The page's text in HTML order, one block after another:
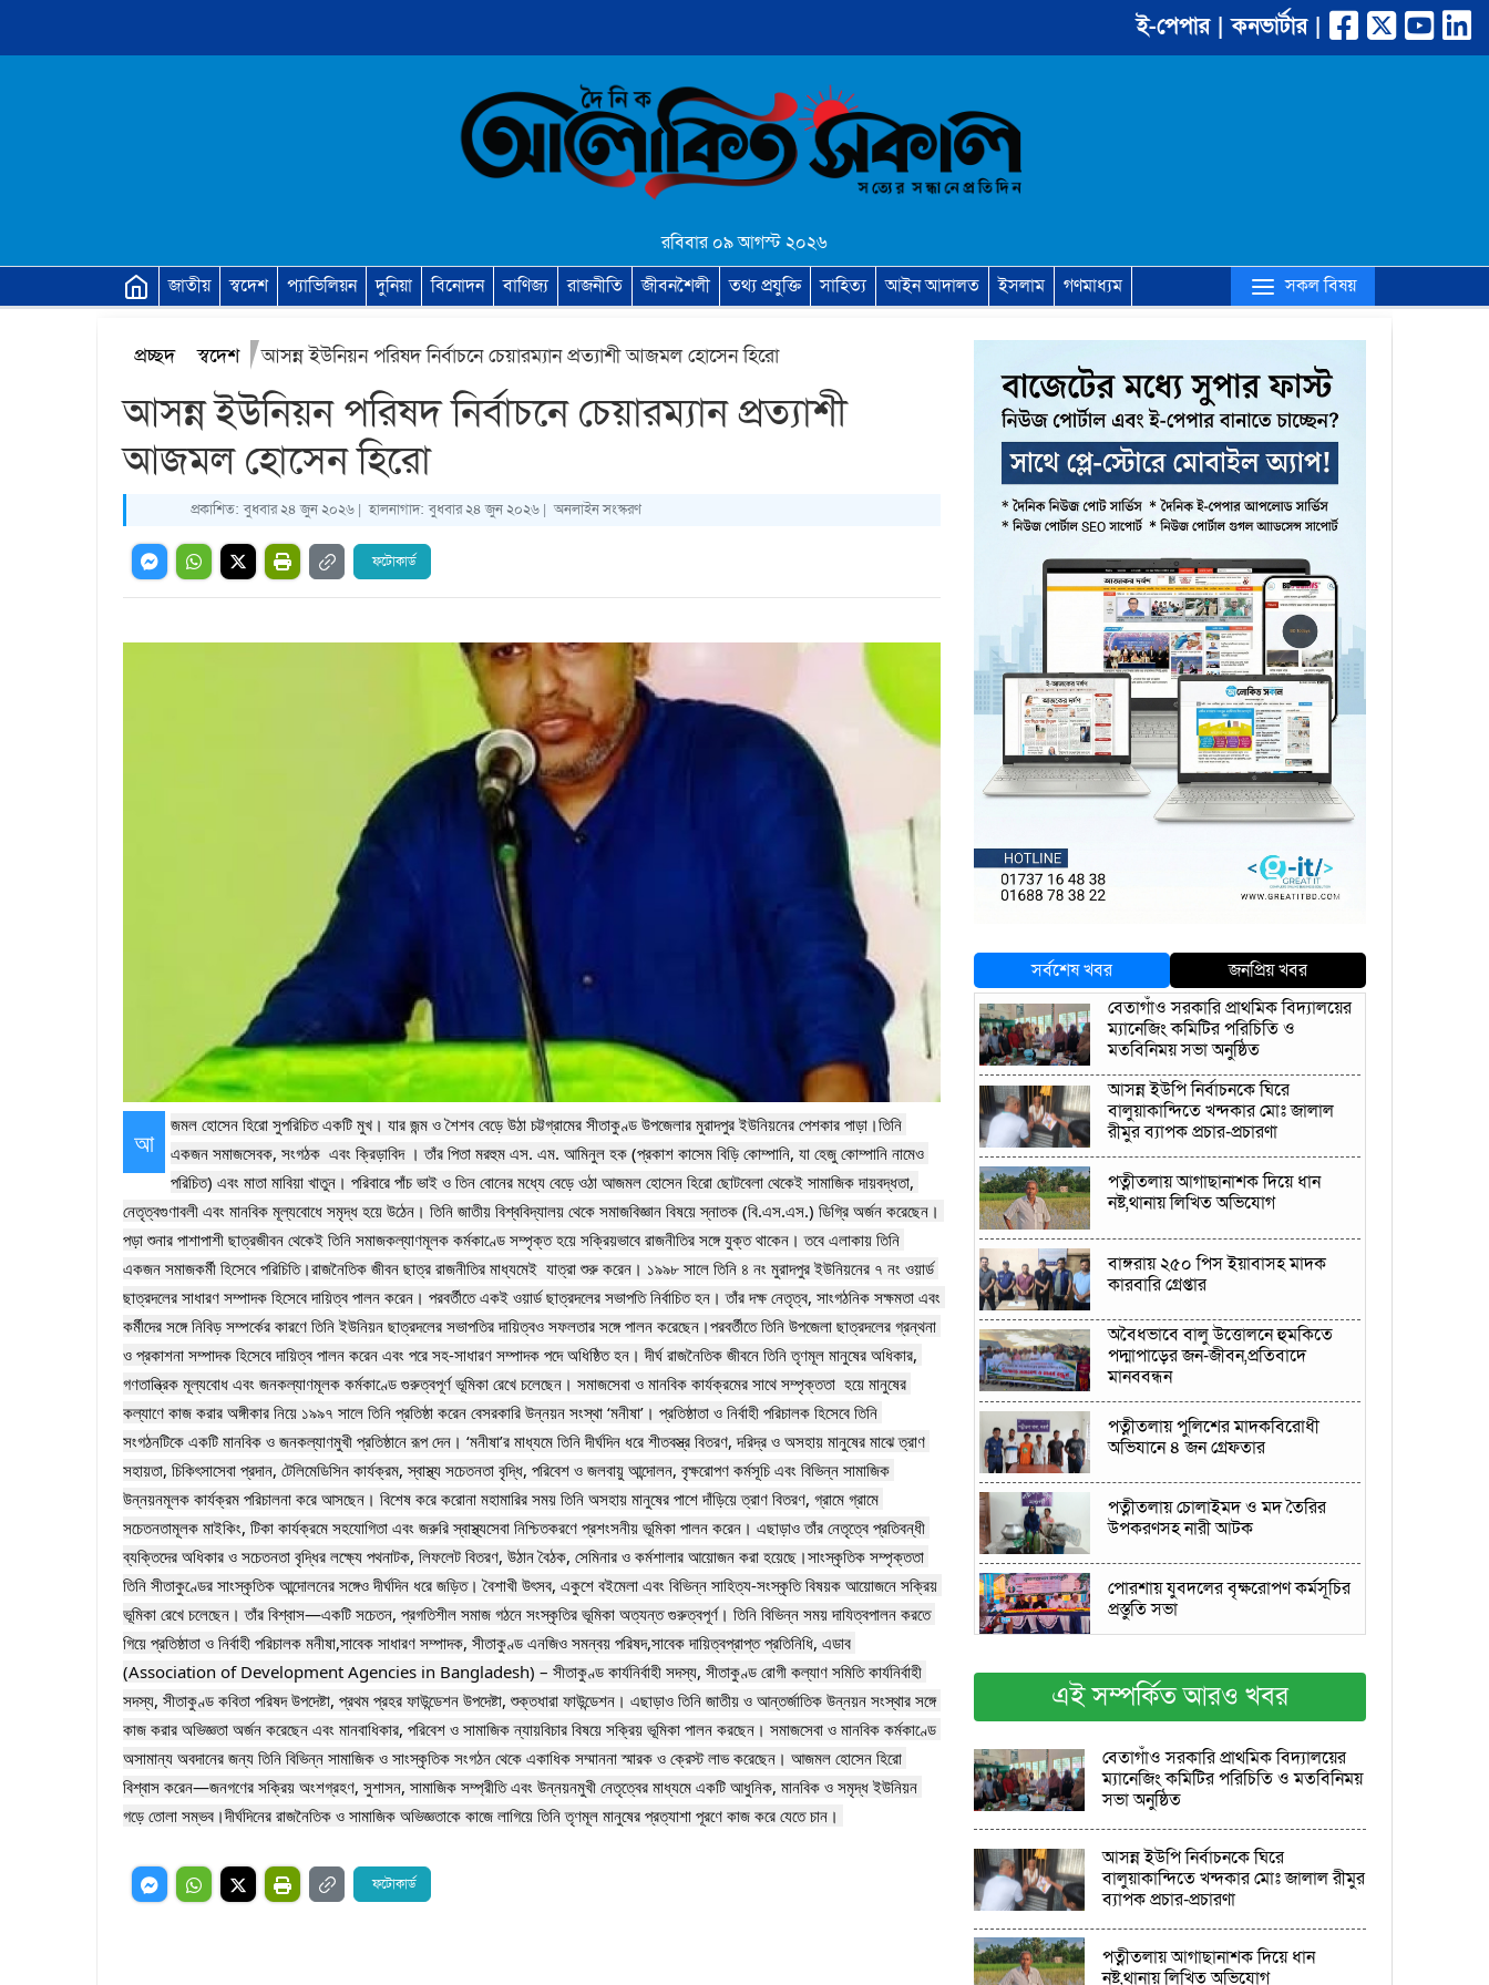
ই-পেপার |
(current) কনভার্টার |
রবিবার ০৯ আগস্ট ২০২৬
জাতীয়
স্বদেশ প্যাভিলিয়ন দুনিয়া বিনোদন বাণিজ্য রাজনীতি জীবনশৈলী তথ্য প্রযুক্তি সাহিত্য আইন আদালত ইসলাম গণমাধ্যম সকল বিষয়
প্রচ্ছদ স্বদেশ আসন্ন ইউনিয়ন পরিষদ নির্বাচনে চেয়ারম্যান প্রত্যাশী আজমল হোসেন হিরো
আসন্ন ইউনিয়ন পরিষদ নির্বাচনে চেয়ারম্যান প্রত্যাশী
আজমল হোসেন হিরো
প্রকাশিত: বুধবার ২৪ জুন ২০২৬ | হালনাগাদ: বুধবার ২৪ জুন ২০২৬ | অনলাইন সংস্করণ
ফটোকার্ড
আ
জমল হোসেন হিরো সুপরিচিত একটি মুখ। যার জন্ম ও শৈশব বেড়ে উঠা চট্টগ্রামের সীতাকুণ্ড উপজেলার মুরাদপুর ইউনিয়নের পেশকার পাড়া।তিনি
একজন সমাজসেবক, সংগঠক  এবং ক্রিড়াবিদ । তাঁর পিতা মরহুম এস. এম. আমিনুল হক (প্রকাশ কাসেম বিড়ি কোম্পানি, যা হেজু কোম্পানি নামেও
পরিচিত) এবং মাতা মাবিয়া খাতুন। পরিবারে পাঁচ ভাই ও তিন বোনের মধ্যে বেড়ে ওঠা আজমল হোসেন হিরো ছোটবেলা থেকেই সামাজিক দায়বদ্ধতা,
নেতৃত্বগুণাবলী এবং মানবিক মূল্যবোধে সমৃদ্ধ হয়ে উঠেন। তিনি জাতীয় বিশ্ববিদ্যালয় থেকে সমাজবিজ্ঞান বিষয়ে স্নাতক (বি.এস.এস.) ডিগ্রি অর্জন করেছেন।
পড়া শুনার পাশাপাশী ছাত্রজীবন থেকেই তিনি সমাজকল্যাণমূলক কর্মকাণ্ডে সম্পৃক্ত হয়ে সক্রিয়ভাবে রাজনীতির সঙ্গে যুক্ত থাকেন। তবে এলাকায় তিনি
একজন সমাজকর্মী হিসেবে পরিচিতি।রাজনৈতিক জীবন ছাত্র রাজনীতির মাধ্যমেই  যাত্রা শুরু করেন। ১৯৯৮ সালে তিনি ৪ নং মুরাদপুর ইউনিয়নের ৭ নং ওয়ার্ড
ছাত্রদলের সাধারণ সম্পাদক হিসেবে দায়িত্ব পালন করেন। পরবর্তীতে একই ওয়ার্ড ছাত্রদলের সভাপতি নির্বাচিত হন। তাঁর দক্ষ নেতৃত্ব, সাংগঠনিক সক্ষমতা এবং
কর্মীদের সঙ্গে নিবিড় সম্পর্কের কারণে তিনি ইউনিয়ন ছাত্রদলের সভাপতির দায়িত্বও সফলতার সঙ্গে পালন করেছেন।পরবর্তীতে তিনি উপজেলা ছাত্রদলের গ্রন্থনা
ও প্রকাশনা সম্পাদক হিসেবে দায়িত্ব পালন করেন এবং পরে সহ-সাধারণ সম্পাদক পদে অধিষ্ঠিত হন। দীর্ঘ রাজনৈতিক জীবনে তিনি তৃণমূল মানুষের অধিকার,
গণতান্ত্রিক মূল্যবোধ এবং জনকল্যাণমূলক কর্মকাণ্ডে গুরুত্বপূর্ণ ভূমিকা রেখে চলেছেন। সমাজসেবা ও মানবিক কার্যক্রমের সাথে সম্পৃক্ততা  হয়ে মানুষের
কল্যাণে কাজ করার অঙ্গীকার নিয়ে ১৯৯৭ সালে তিনি প্রতিষ্ঠা করেন বেসরকারি উন্নয়ন সংস্থা ‘মনীষা’। প্রতিষ্ঠাতা ও নির্বাহী পরিচালক হিসেবে তিনি
সংগঠনটিকে একটি মানবিক ও জনকল্যাণমুখী প্রতিষ্ঠানে রূপ দেন। ‘মনীষা’র মাধ্যমে তিনি দীর্ঘদিন ধরে শীতবস্ত্র বিতরণ, দরিদ্র ও অসহায় মানুষের মাঝে ত্রাণ
সহায়তা, চিকিৎসাসেবা প্রদান, টেলিমেডিসিন কার্যক্রম, স্বাস্থ্য সচেতনতা বৃদ্ধি, পরিবেশ ও জলবায়ু আন্দোলন, বৃক্ষরোপণ কর্মসূচি এবং বিভিন্ন সামাজিক
উন্নয়নমূলক কার্যক্রম পরিচালনা করে আসছেন। বিশেষ করে করোনা মহামারির সময় তিনি অসহায় মানুষের পাশে দাঁড়িয়ে ত্রাণ বিতরণ, গ্রামে গ্রামে
সচেতনতামূলক মাইকিং, টিকা কার্যক্রমে সহযোগিতা এবং জরুরি স্বাস্থ্যসেবা নিশ্চিতকরণে প্রশংসনীয় ভূমিকা পালন করেন। এছাড়াও তাঁর নেতৃত্বে প্রতিবন্ধী
ব্যক্তিদের অধিকার ও সচেতনতা বৃদ্ধির লক্ষ্যে পথনাটক, লিফলেট বিতরণ, উঠান বৈঠক, সেমিনার ও কর্মশালার আয়োজন করা হয়েছে।সাংস্কৃতিক সম্পৃক্ততা
তিনি সীতাকুণ্ডের সাংস্কৃতিক আন্দোলনের সঙ্গেও দীর্ঘদিন ধরে জড়িত। বৈশাখী উৎসব, একুশে বইমেলা এবং বিভিন্ন সাহিত্য-সংস্কৃতি বিষয়ক আয়োজনে সক্রিয়
ভূমিকা রেখে চলেছেন। তাঁর বিশ্বাস—একটি সচেতন, প্রগতিশীল সমাজ গঠনে সংস্কৃতির ভূমিকা অত্যন্ত গুরুত্বপূর্ণ। তিনি বিভিন্ন সময় দাযিত্বপালন করতে
গিয়ে প্রতিষ্ঠাতা ও নির্বাহী পরিচালক মনীষা,সাবেক সাধারণ সম্পাদক, সীতাকুণ্ড এনজিও সমন্বয় পরিষদ,সাবেক দায়িত্বপ্রাপ্ত প্রতিনিধি, এডাব
(Association of Development Agencies in Bangladesh) – সীতাকুণ্ড কার্যনির্বাহী সদস্য, সীতাকুণ্ড রোগী কল্যাণ সমিতি কার্যনির্বাহী
সদস্য, সীতাকুণ্ড কবিতা পরিষদ উপদেষ্টা, প্রথম প্রহর ফাউন্ডেশন উপদেষ্টা, শুক্তধারা ফাউন্ডেশন। এছাড়াও তিনি জাতীয় ও আন্তর্জাতিক উন্নয়ন সংস্থার সঙ্গে
কাজ করার অভিজ্ঞতা অর্জন করেছেন এবং মানবাধিকার, পরিবেশ ও সামাজিক ন্যায়বিচার বিষয়ে সক্রিয় ভূমিকা পালন করছেন। সমাজসেবা ও মানবিক কর্মকাণ্ডে
অসামান্য অবদানের জন্য তিনি বিভিন্ন সামাজিক ও সাংস্কৃতিক সংগঠন থেকে একাধিক সম্মাননা স্মারক ও ক্রেস্ট লাভ করেছেন। আজমল হোসেন হিরো
বিশ্বাস করেন—জনগণের সক্রিয় অংশগ্রহণ, সুশাসন, সামাজিক সম্প্রীতি এবং উন্নয়নমুখী নেতৃত্বের মাধ্যমে একটি আধুনিক, মানবিক ও সমৃদ্ধ ইউনিয়ন
গড়ে তোলা সম্ভব।দীর্ঘদিনের রাজনৈতিক ও সামাজিক অভিজ্ঞতাকে কাজে লাগিয়ে তিনি তৃণমূল মানুষের প্রত্যাশা পূরণে কাজ করে যেতে চান।
ফটোকার্ড
সর্বশেষ খবর
জনপ্রিয় খবর
বেতাগাঁও সরকারি প্রাথমিক বিদ্যালয়ের
ম্যানেজিং কমিটির পরিচিতি ও
মতবিনিময় সভা অনুষ্ঠিত
আসন্ন ইউপি নির্বাচনকে ঘিরে
বালুয়াকান্দিতে খন্দকার মোঃ জালাল
রীমুর ব্যাপক প্রচার-প্রচারণা
পত্নীতলায় আগাছানাশক দিয়ে ধান
নষ্ট,থানায় লিখিত অভিযোগ
বাঙ্গরায় ২৫০ পিস ইয়াবাসহ মাদক
কারবারি গ্রেপ্তার
অবৈধভাবে বালু উত্তোলনে হুমকিতে
পদ্মাপাড়ের জন-জীবন,প্রতিবাদে
মানববন্ধন
পত্নীতলায় পুলিশের মাদকবিরোধী
অভিযানে ৪ জন গ্রেফতার
পত্নীতলায় চোলাইমদ ও মদ তৈরির
উপকরণসহ নারী আটক
পোরশায় যুবদলের বৃক্ষরোপণ কর্মসূচির
প্রস্তুতি সভা
সাতবাড়িয়ার প্রবীণ ব্যক্তিত্ব সাবেক
মেম্বার আলহাজ্ব গোলাম নবী'র ইন্তেকাল
সাতক্ষীরায় ছাত্রলীগের হামলায় জেলা
ছাত্রদলের সিনি. সহ-সভাপতিসহ
আহত-১০
বাঙ্গরা থানার দেওড়া থেকে ২৫০ পিস
ইয়াবাসহ রাসেল নামের যুবক গ্রেপ্তার
ভাওয়াল বদরে আলম সরকারি কলেজে
বৃক্ষরোপণ ও বিতরণ কর্মসূচি অনুষ্ঠিত
এই সম্পর্কিত আরও খবর
বেতাগাঁও সরকারি প্রাথমিক বিদ্যালয়ের
ম্যানেজিং কমিটির পরিচিতি ও মতবিনিময়
সভা অনুষ্ঠিত
আসন্ন ইউপি নির্বাচনকে ঘিরে
বালুয়াকান্দিতে খন্দকার মোঃ জালাল রীমুর
ব্যাপক প্রচার-প্রচারণা
পত্নীতলায় আগাছানাশক দিয়ে ধান
নষ্ট,থানায় লিখিত অভিযোগ